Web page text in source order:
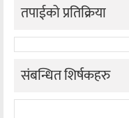
तपाईको प्रतिक्रिया
संबन्धित शिर्षकहरु